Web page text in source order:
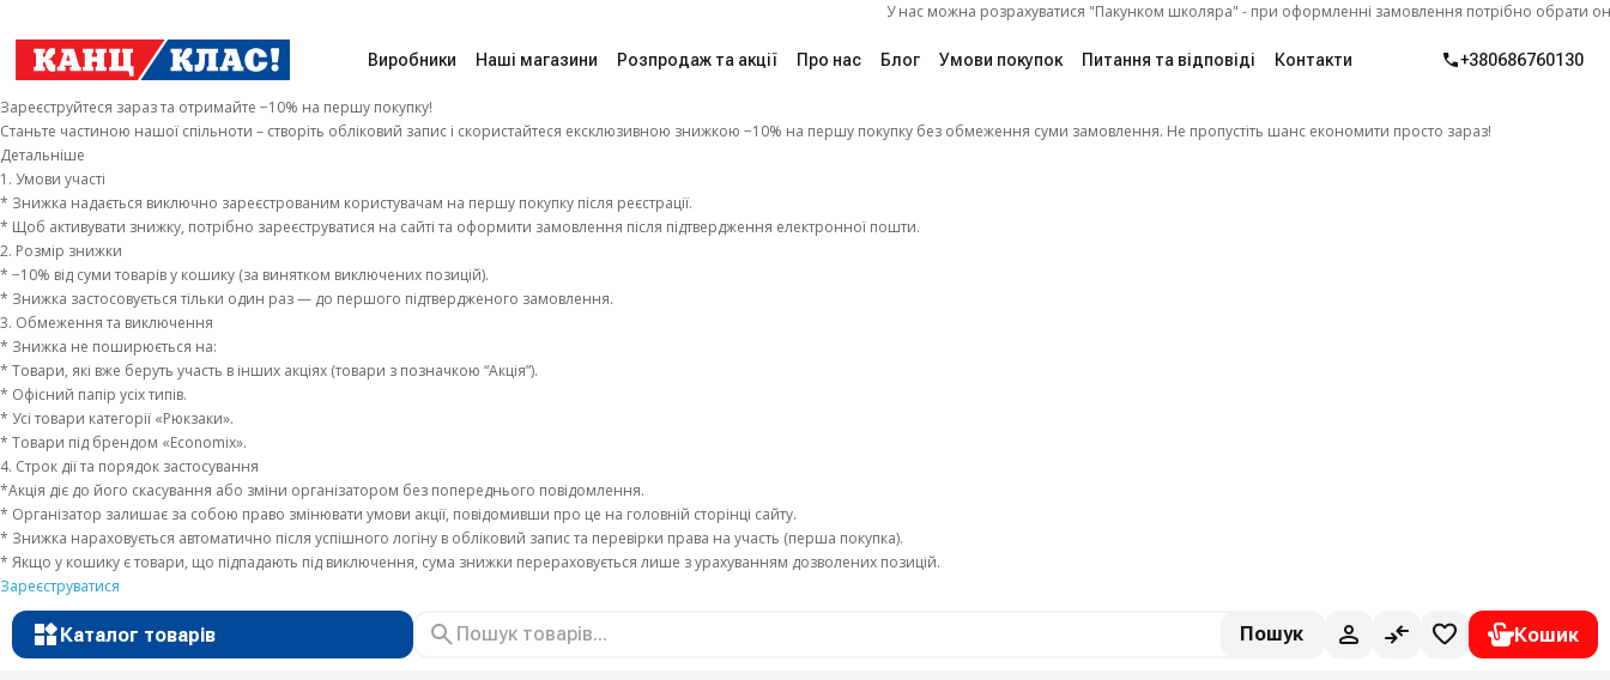
У нас можна розрахуватися "Пакунком школяра" - при оформленні замовлення потрібно обрати онлайн оплату.
Виробники Наші магазини Розпродаж та акції Про нас Блог Умови покупок Питання та відповіді Контакти +380686760130
Зареєструйтеся зараз та отримайте −10% на першу покупку!
Станьте частиною нашої спільноти – створіть обліковий запис і скористайтеся ексклюзивною знижкою −10% на першу покупку без обмеження суми замовлення. Не пропустіть шанс економити просто зараз!
Детальніше
1. Умови участі
* Знижка надається виключно зареєстрованим користувачам на першу покупку після реєстрації.
* Щоб активувати знижку, потрібно зареєструватися на сайті та оформити замовлення після підтвердження електронної пошти.
2. Розмір знижки
* −10% від суми товарів у кошику (за винятком виключених позицій).
* Знижка застосовується тільки один раз — до першого підтвердженого замовлення.
3. Обмеження та виключення
* Знижка не поширюється на:
* Товари, які вже беруть участь в інших акціях (товари з позначкою “Акція”).
* Офісний папір усіх типів.
* Усі товари категорії «Рюкзаки».
* Товари під брендом «Economix».
4. Строк дії та порядок застосування
*Акція діє до його скасування або зміни організатором без попереднього повідомлення.
* Організатор залишає за собою право змінювати умови акції, повідомивши про це на головній сторінці сайту.
* Знижка нараховується автоматично після успішного логіну в обліковий запис та перевірки права на участь (перша покупка).
* Якщо у кошику є товари, що підпадають під виключення, сума знижки перераховується лише з урахуванням дозволених позицій.
Зареєструватися
Каталог товарів Пошук